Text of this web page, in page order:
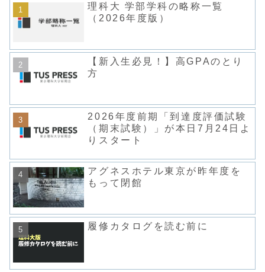
理科大 学部学科の略称一覧
（2026年度版）
【新入生必見！】高GPAのとり
方
2026年度前期「到達度評価試験
（期末試験）」が本日7月24日よ
りスタート
アグネスホテル東京が昨年度を
もって閉館
履修カタログを読む前に